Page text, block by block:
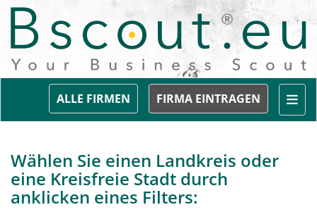
FIRMA EINTRAGEN
ALLE FIRMEN
Wählen Sie einen Landkreis oder
eine Kreisfreie Stadt durch
anklicken eines Filters: